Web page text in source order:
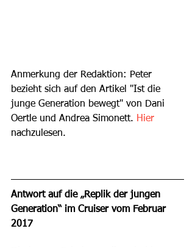
Anmerkung der Redaktion: Peter
bezieht sich auf den Artikel "Ist die
junge Generation bewegt" von Dani
Oertle und Andrea Simonett. Hier
nachzulesen.
Antwort auf die „Replik der jungen
Generation“ im Cruiser vom Februar
2017